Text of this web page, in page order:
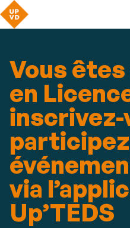
Vous
en
inscrivez-
via
Up’TEDS